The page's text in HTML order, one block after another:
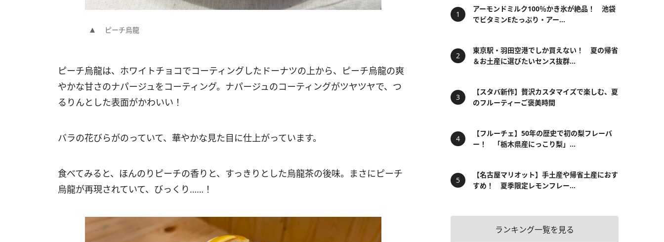
ピーチ烏龍
ピーチ烏龍は、ホワイトチョコでコーティングしたドーナツの上から、ピーチ烏龍の爽
やかな甘さのナパージュをコーティング。ナパージュのコーティングがツヤツヤで、つ
るりんとした表面がかわいい！
バラの花びらがのっていて、華やかな見た目に仕上がっています。
食べてみると、ほんのりピーチの香りと、すっきりとした烏龍茶の後味。まさにピーチ
烏龍が再現されていて、びっくり……！
アーモンドミルク100％かき氷が絶品！ 池袋
でビタミンEたっぷり・アー...
東京駅・羽田空港でしか買えない！ 夏の帰省
＆お土産に選びたいセンス抜群...
【スタバ新作】贅沢カスタマイズで楽しむ、夏
のフルーティーご褒美時間
【フルーチェ】50年の歴史で初の梨フレーバ
ー！ 「栃木県産にっこり梨」...
【名古屋マリオット】手土産や帰省土産におす
すめ！ 夏季限定レモンフレー...
ランキング一覧を見る